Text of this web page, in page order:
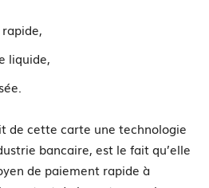
liquide,
de cette carte une technologie
bancaire, est le fait qu’elle
de paiement rapide à